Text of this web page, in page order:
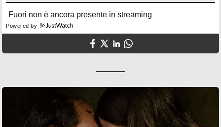
Powered by